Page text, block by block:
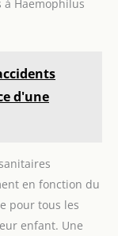
à Haemophilus
d'une
en fonction du
pour tous les
enfant. Une